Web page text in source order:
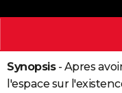
PHOTO
BONS PLANS
Synopsis- Apres
l'espace sur